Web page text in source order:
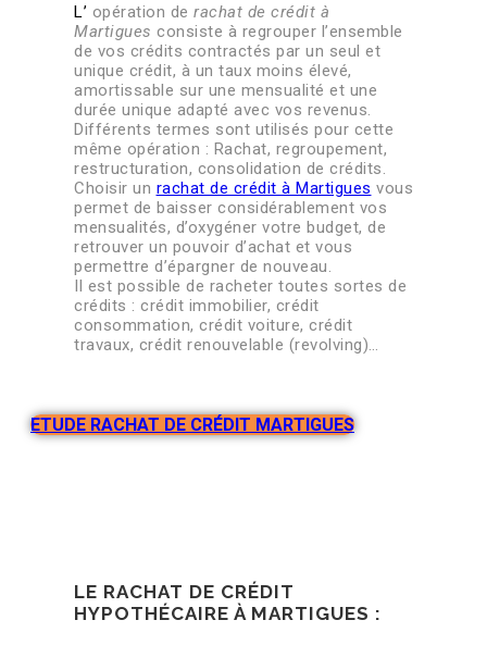
L’ opération de rachat de crédit à
Martigues consiste à regrouper l’ensemble
de vos crédits contractés par un seul et
unique crédit, à un taux moins élevé,
amortissable sur une mensualité et une
durée unique adapté avec vos revenus.
Différents termes sont utilisés pour cette
même opération : Rachat, regroupement,
restructuration, consolidation de crédits.
Choisir un rachat de crédit à Martigues vous
permet de baisser considérablement vos
mensualités, d’oxygéner votre budget, de
retrouver un pouvoir d’achat et vous
permettre d’épargner de nouveau.
Il est possible de racheter toutes sortes de
crédits : crédit immobilier, crédit
consommation, crédit voiture, crédit
travaux, crédit renouvelable (revolving)…
ETUDE RACHAT DE CRÉDIT MARTIGUES
LE RACHAT DE CRÉDIT
HYPOTHÉCAIRE À MARTIGUES :